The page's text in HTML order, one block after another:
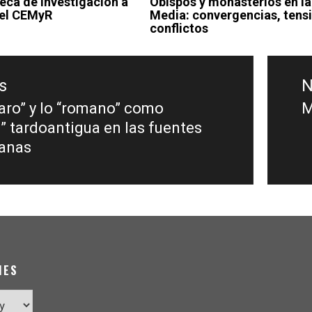
CEMyR
Media: convergencias,
conflictos
y lo “romano” como
tardoantigua en las fuentes